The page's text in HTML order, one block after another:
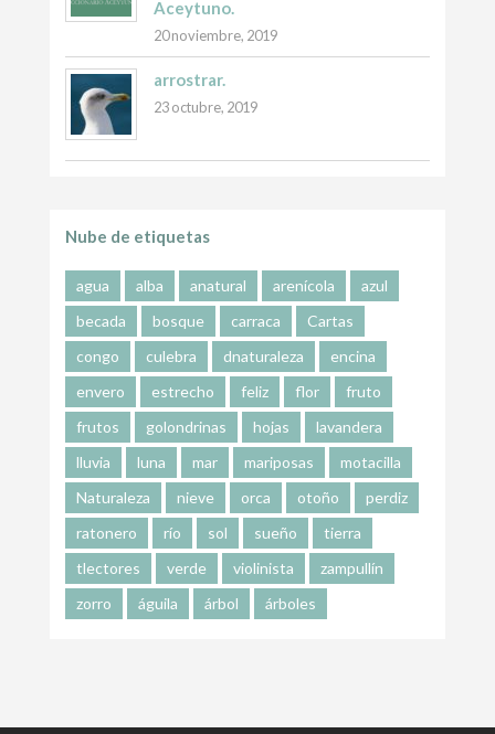
Aceytuno.
20 noviembre, 2019
arrostrar.
23 octubre, 2019
Nube de etiquetas
agua alba anatural arenícola
azul
becada
bosque carraca
Cartas
congo
culebra dnaturaleza
encina
envero
estrecho feliz flor
fruto
frutos
golondrinas hojas
lavandera
lluvia
luna mar mariposas
motacilla
Naturaleza
nieve orca otoño
perdiz
ratonero
río sol sueño
tierra
tlectores
verde violinista
zampullín
zorro
águila árbol árboles